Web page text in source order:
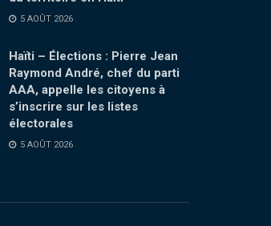
5 AOÛT 2026
Haïti – Élections : Pierre Jean
Raymond André, chef du parti
AAA, appelle les citoyens à
s’inscrire sur les listes
électorales
5 AOÛT 2026